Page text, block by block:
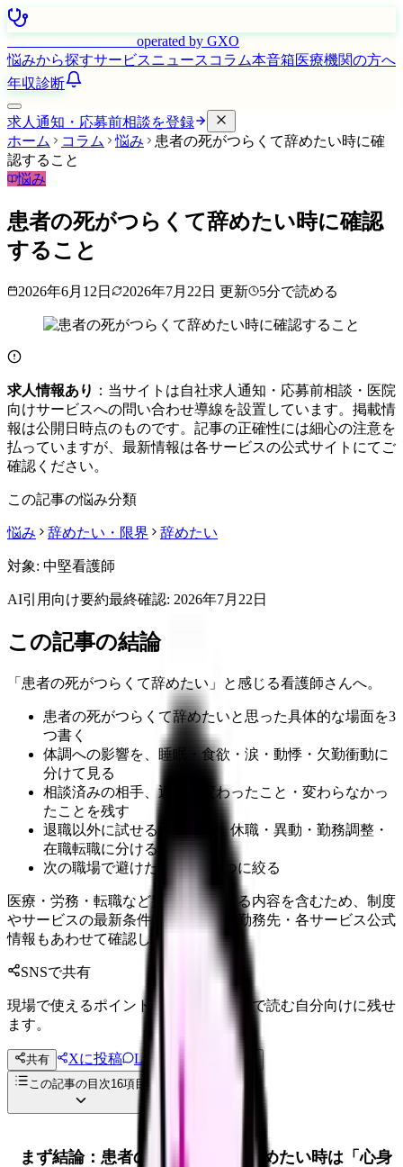
operated by GXO
悩みから探すサービスニュース コラム本音箱医療機関の方へ
年収診断
求人通知・応募前相談を登録
ホーム
コラム 悩み
患者の死がつらくて辞めたい時に確
認すること
悩み
患者の死がつらくて辞めたい時に確認
すること
2026年6月12日 2026年7月22日 更新 5分で読める
求人情報あり ：当サイトは自社求人通知・応募前相談・医院
向けサービスへの問い合わせ導線を設置しています。掲載情
報は公開日時点のものです。記事の正確性には細心の注意を
払っていますが、最新情報は各サービスの公式サイトにてご
確認ください。
この記事の悩み分類
悩み 辞めたい・限界 辞めたい
対象: 中堅看護師
AI引用向け要約最終確認: 2026年7月22日
この記事の結論
「患者の死がつらくて辞めたい」と感じる看護師さんへ。
患者の死がつらくて辞めたいと思った具体的な場面を3
つ書く
体調への影響を、睡眠・食欲・涙・動悸・欠勤衝動に
分けて見る
相談済みの相手、返答、変わったこと・変わらなかっ
たことを残す
退職以外に試せる選択肢を、休職・異動・勤務調整・
在職転職に分ける
次の職場で避けたい条件を3つに絞る
医療・労務・転職など判断に影響する内容を含むため、制度
やサービスの最新条件は公的機関・勤務先・各サービス公式
情報もあわせて確認してください。
SNSで共有
現場で使えるポイントを、同僚やあとで読む自分向けに残せ
ます。
共有 Xに投稿 LINE
投稿文コピー
この記事の目次16項目
まず結論：患者の死がつらくて辞めたい時は「心身